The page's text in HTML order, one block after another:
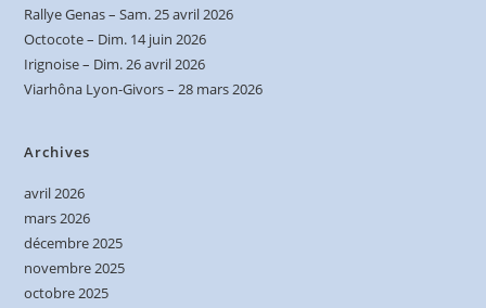
Rallye Genas – Sam. 25 avril 2026
Octocote – Dim. 14 juin 2026
Irignoise – Dim. 26 avril 2026
Viarhôna Lyon-Givors – 28 mars 2026
Archives
avril 2026
mars 2026
décembre 2025
novembre 2025
octobre 2025